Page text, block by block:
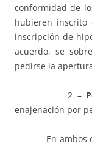
conformidad de
hubieren inscrito
inscripción de
acuerdo, se
pedirse la
2 –
enajenación por
En ambos